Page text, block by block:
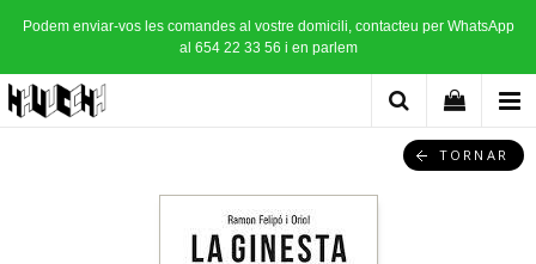
Podem enviar-vos les comandes al vostre domicili, contacteu per WhatsApp
al 654 22 33 56 i en parlem
TORNAR